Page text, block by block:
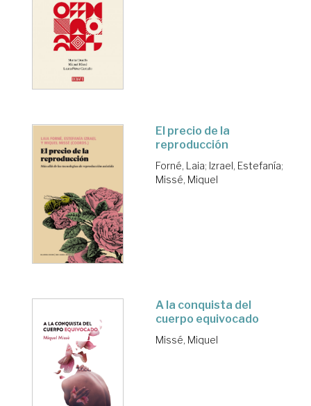
El precio de la
reproducción
Forné, Laia; Izrael, Estefanía;
Missé, Miquel
A la conquista del
cuerpo equivocado
Missé, Miquel